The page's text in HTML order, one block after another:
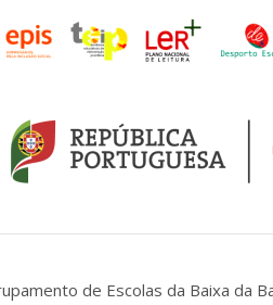
de Escolas da Baixa da